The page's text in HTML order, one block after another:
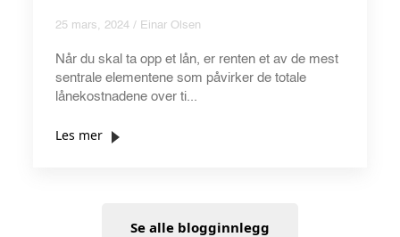
25 mars, 2024 / Einar Olsen
Når du skal ta opp et lån, er renten et av de mest
sentrale elementene som påvirker de totale
lånekostnadene over ti...
Les mer
Se alle blogginnlegg